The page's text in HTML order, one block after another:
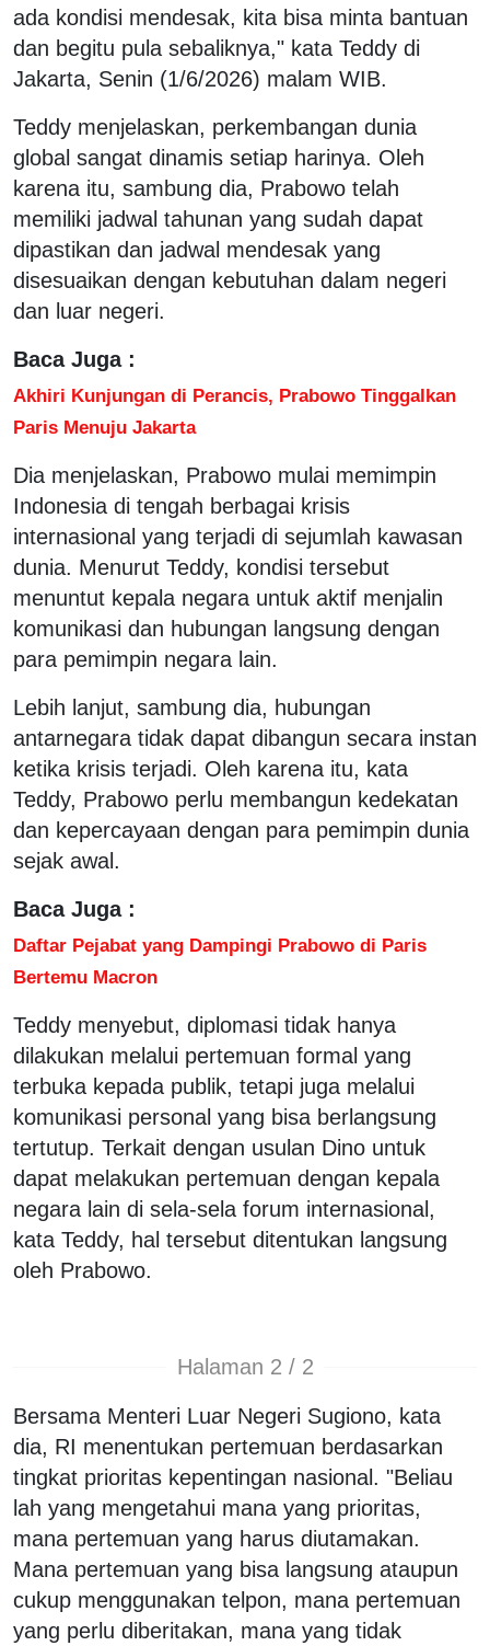
ada kondisi mendesak, kita bisa minta bantuan
dan begitu pula sebaliknya," kata Teddy di
Jakarta, Senin (1/6/2026) malam WIB.
Teddy menjelaskan, perkembangan dunia
global sangat dinamis setiap harinya. Oleh
karena itu, sambung dia, Prabowo telah
memiliki jadwal tahunan yang sudah dapat
dipastikan dan jadwal mendesak yang
disesuaikan dengan kebutuhan dalam negeri
dan luar negeri.
Baca Juga :
Akhiri Kunjungan di Perancis, Prabowo Tinggalkan
Paris Menuju Jakarta
Dia menjelaskan, Prabowo mulai memimpin
Indonesia di tengah berbagai krisis
internasional yang terjadi di sejumlah kawasan
dunia. Menurut Teddy, kondisi tersebut
menuntut kepala negara untuk aktif menjalin
komunikasi dan hubungan langsung dengan
para pemimpin negara lain.
Lebih lanjut, sambung dia, hubungan
antarnegara tidak dapat dibangun secara instan
ketika krisis terjadi. Oleh karena itu, kata
Teddy, Prabowo perlu membangun kedekatan
dan kepercayaan dengan para pemimpin dunia
sejak awal.
Baca Juga :
Daftar Pejabat yang Dampingi Prabowo di Paris
Bertemu Macron
Teddy menyebut, diplomasi tidak hanya
dilakukan melalui pertemuan formal yang
terbuka kepada publik, tetapi juga melalui
komunikasi personal yang bisa berlangsung
tertutup. Terkait dengan usulan Dino untuk
dapat melakukan pertemuan dengan kepala
negara lain di sela-sela forum internasional,
kata Teddy, hal tersebut ditentukan langsung
oleh Prabowo.
Halaman 2 / 2
Bersama Menteri Luar Negeri Sugiono, kata
dia, RI menentukan pertemuan berdasarkan
tingkat prioritas kepentingan nasional. "Beliau
lah yang mengetahui mana yang prioritas,
mana pertemuan yang harus diutamakan.
Mana pertemuan yang bisa langsung ataupun
cukup menggunakan telpon, mana pertemuan
yang perlu diberitakan, mana yang tidak